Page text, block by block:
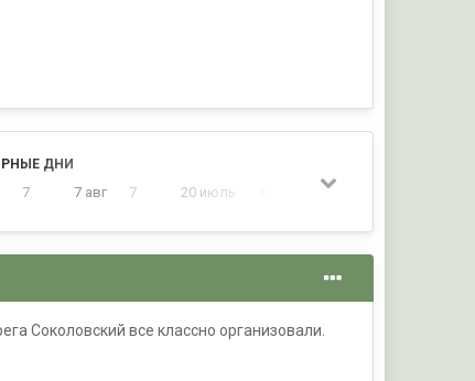
ДНИ
7 7 авг 7 20 июль 14 июль
Соколовский все классно организовали.